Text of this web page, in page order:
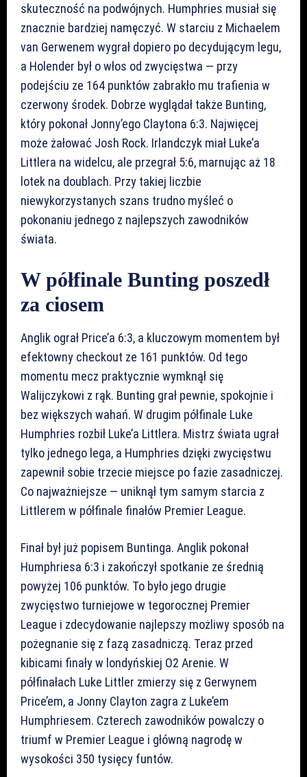
skuteczność na podwójnych. Humphries musiał się
znacznie bardziej namęczyć. W starciu z Michaelem
van Gerwenem wygrał dopiero po decydującym legu,
a Holender był o włos od zwycięstwa — przy
podejściu ze 164 punktów zabrakło mu trafienia w
czerwony środek. Dobrze wyglądał także Bunting,
który pokonał Jonny’ego Claytona 6:3. Najwięcej
może żałować Josh Rock. Irlandczyk miał Luke’a
Littlera na widelcu, ale przegrał 5:6, marnując aż 18
lotek na doublach. Przy takiej liczbie
niewykorzystanych szans trudno myśleć o
pokonaniu jednego z najlepszych zawodników
świata.
W półfinale Bunting poszedł
za ciosem
Anglik ograł Price’a 6:3, a kluczowym momentem był
efektowny checkout ze 161 punktów. Od tego
momentu mecz praktycznie wymknął się
Walijczykowi z rąk. Bunting grał pewnie, spokojnie i
bez większych wahań. W drugim półfinale Luke
Humphries rozbił Luke’a Littlera. Mistrz świata ugrał
tylko jednego lega, a Humphries dzięki zwycięstwu
zapewnił sobie trzecie miejsce po fazie zasadniczej.
Co najważniejsze — uniknął tym samym starcia z
Littlerem w półfinale finałów Premier League.
Finał był już popisem Buntinga. Anglik pokonał
Humphriesa 6:3 i zakończył spotkanie ze średnią
powyżej 106 punktów. To było jego drugie
zwycięstwo turniejowe w tegorocznej Premier
League i zdecydowanie najlepszy możliwy sposób na
pożegnanie się z fazą zasadniczą. Teraz przed
kibicami finały w londyńskiej O2 Arenie. W
półfinałach Luke Littler zmierzy się z Gerwynem
Price’em, a Jonny Clayton zagra z Luke’em
Humphriesem. Czterech zawodników powalczy o
triumf w Premier League i główną nagrodę w
wysokości 350 tysięcy funtów.